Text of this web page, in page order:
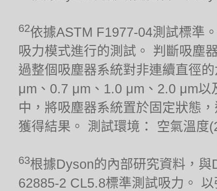
62依據ASTM F1977-04測試標準
吸力模式進行的測試。 判斷吸塵
過整個吸塵器系統對非連續直徑
μm、0.7 μm、1.0 μm、2.0 μm
中，將吸塵器系統置於固定狀態
獲得結果。 測試環境： 空氣溫度
63根據Dyson的內部研究資料，
62885-2 CL5.8標準測試吸力。